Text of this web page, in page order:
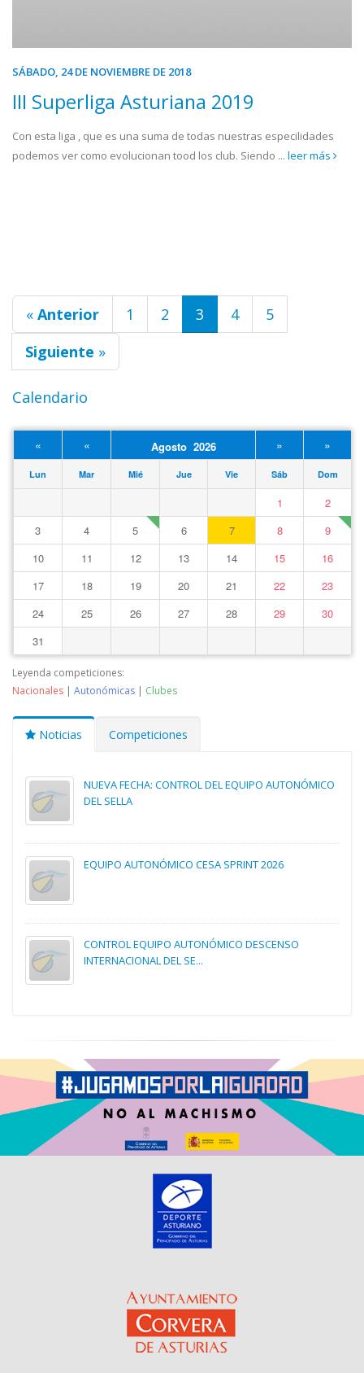
SÁBADO, 24 DE NOVIEMBRE DE 2018
III Superliga Asturiana 2019
Con esta liga , que es una suma de todas nuestras especilidades
podemos ver como evolucionan tood los club. Siendo ... leer más
« Anterior 1 2 3 4
5
Siguiente »
Calendario
« « Agosto 2026 » »
Lun Mar Mié Jue Vie Sáb Dom
1
2
3
4 5 6 7 8
9
10
11 12 13 14 15
16
17
18 19 20 21 22
23
24
25 26 27 28 29
30
31
Leyenda competiciones:
Nacionales | Autonómicas | Clubes
Noticias Competiciones
NUEVA FECHA: CONTROL DEL EQUIPO AUTONÓMICO
DEL SELLA
EQUIPO AUTONÓMICO CESA SPRINT 2026
CONTROL EQUIPO AUTONÓMICO DESCENSO
INTERNACIONAL DEL SE...